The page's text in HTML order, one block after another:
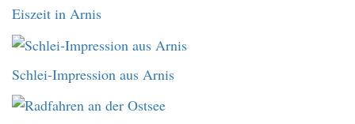
Eiszeit in Arnis
Schlei-Impression aus Arnis